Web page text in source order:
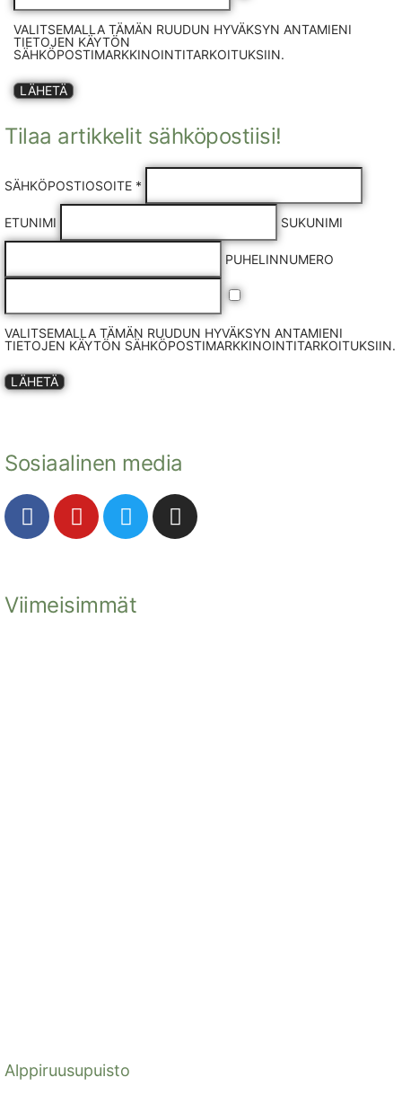
VALITSEMALLA TÄMÄN RUUDUN HYVÄKSYN ANTAMIENI
TIETOJEN KÄYTÖN
SÄHKÖPOSTIMARKKINOINTITARKOITUKSIIN.
LÄHETÄ
Tilaa artikkelit sähköpostiisi!
SÄHKÖPOSTIOSOITE *
ETUNIMI SUKUNIMI
PUHELINNUMERO
VALITSEMALLA TÄMÄN RUUDUN HYVÄKSYN ANTAMIENI
TIETOJEN KÄYTÖN SÄHKÖPOSTIMARKKINOINTITARKOITUKSIIN.
LÄHETÄ
Sosiaalinen media
Viimeisimmät
Alppiruusupuisto